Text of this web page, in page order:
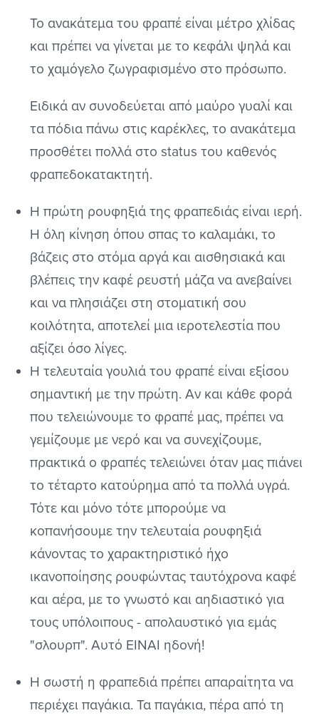
Το ανακάτεμα του φραπέ είναι μέτρο χλίδας
και πρέπει να γίνεται με το κεφάλι ψηλά και
το χαμόγελο ζωγραφισμένο στο πρόσωπο.
Ειδικά αν συνοδεύεται από μαύρο γυαλί και
τα πόδια πάνω στις καρέκλες, το ανακάτεμα
προσθέτει πολλά στο status του καθενός
φραπεδοκατακτητή.
Η πρώτη ρουφηξιά της φραπεδιάς είναι ιερή.
Η όλη κίνηση όπου σπας το καλαμάκι, το
βάζεις στο στόμα αργά και αισθησιακά και
βλέπεις την καφέ ρευστή μάζα να ανεβαίνει
και να πλησιάζει στη στοματική σου
κοιλότητα, αποτελεί μια ιεροτελεστία που
αξίζει όσο λίγες.
Η τελευταία γουλιά του φραπέ είναι εξίσου
σημαντική με την πρώτη. Αν και κάθε φορά
που τελειώνουμε το φραπέ μας, πρέπει να
γεμίζουμε με νερό και να συνεχίζουμε,
πρακτικά ο φραπές τελειώνει όταν μας πιάνει
το τέταρτο κατούρημα από τα πολλά υγρά.
Τότε και μόνο τότε μπορούμε να
κοπανήσουμε την τελευταία ρουφηξιά
κάνοντας το χαρακτηριστικό ήχο
ικανοποίησης ρουφώντας ταυτόχρονα καφέ
και αέρα, με το γνωστό και αηδιαστικό για
τους υπόλοιπους - απολαυστικό για εμάς
"σλουρπ". Αυτό ΕΙΝΑΙ ηδονή!
Η σωστή η φραπεδιά πρέπει απαραίτητα να
περιέχει παγάκια. Τα παγάκια, πέρα από τη